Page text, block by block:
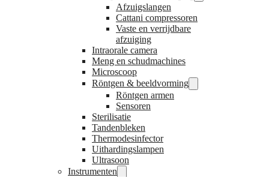
Afzuigslangen
Cattani compressoren
Vaste en verrijdbare
afzuiging
Intraorale camera
Meng en schudmachines
Microscoop
Röntgen & beeldvorming
Röntgen armen
Sensoren
Sterilisatie
Tandenbleken
Thermodesinfector
Uithardingslampen
Ultrasoon
Instrumenten